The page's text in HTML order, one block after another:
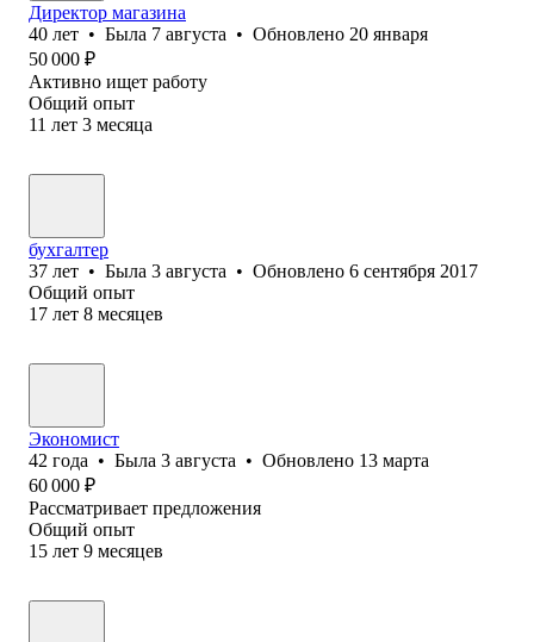
Директор магазина
40 лет • Была 7 августа • Обновлено 20 января
50 000 ₽
Активно ищет работу
Общий опыт
11 лет 3 месяца
бухгалтер
37 лет • Была 3 августа • Обновлено 6 сентября 2017
Общий опыт
17 лет 8 месяцев
Экономист
42 года • Была 3 августа • Обновлено 13 марта
60 000 ₽
Рассматривает предложения
Общий опыт
15 лет 9 месяцев